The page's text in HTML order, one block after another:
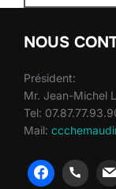
pour :
NOUS
Président:
Mr. Jean-Michel
Tel:
Mail: